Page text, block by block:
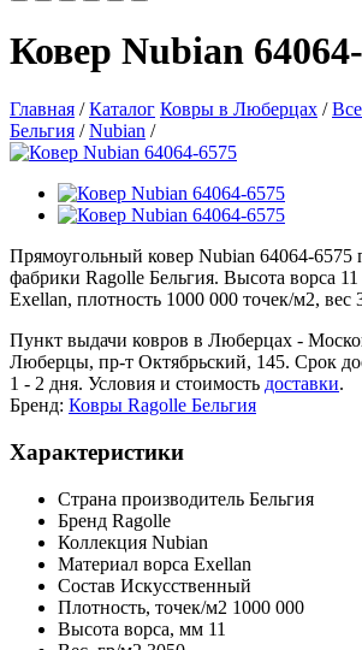
Ковер Nubian
Главная / Каталог Ковры в Люберцах /
Бельгия / Nubian /
Прямоугольный ковер Nubian 64064-6575
фабрики Ragolle Бельгия. Высота ворса
Exellan, плотность 1000 000 точек/м2, вес
Пункт выдачи ковров в Люберцах -
Люберцы, пр-т Октябрьский, 145. Срок
1 - 2 дня. Условия и стоимость доставки.
Бренд: Ковры Ragolle Бельгия
Характеристики
Страна производитель Бельгия
Бренд Ragolle
Коллекция Nubian
Материал ворса Exellan
Состав Искусственный
Плотность, точек/м2 1000 000
Высота ворса, мм 11